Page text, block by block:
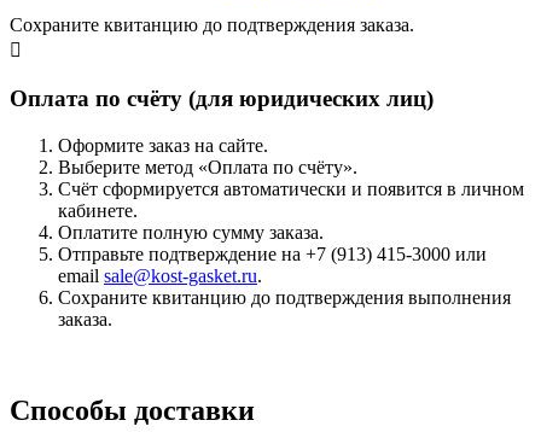
Сохраните квитанцию до подтверждения заказа.
Оплата по счёту (для юридических лиц)
Оформите заказ на сайте.
Выберите метод «Оплата по счёту».
Счёт сформируется автоматически и появится в личном
кабинете.
Оплатите полную сумму заказа.
Отправьте подтверждение на +7 (913) 415-3000 или
email sale@kost-gasket.ru.
Сохраните квитанцию до подтверждения выполнения
заказа.
Способы доставки